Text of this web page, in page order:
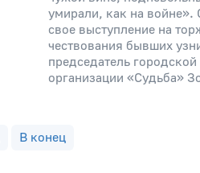
умирали, как на войне».
свое выступление на
чествования бывших
председатель
организации «Судьба»
В конец